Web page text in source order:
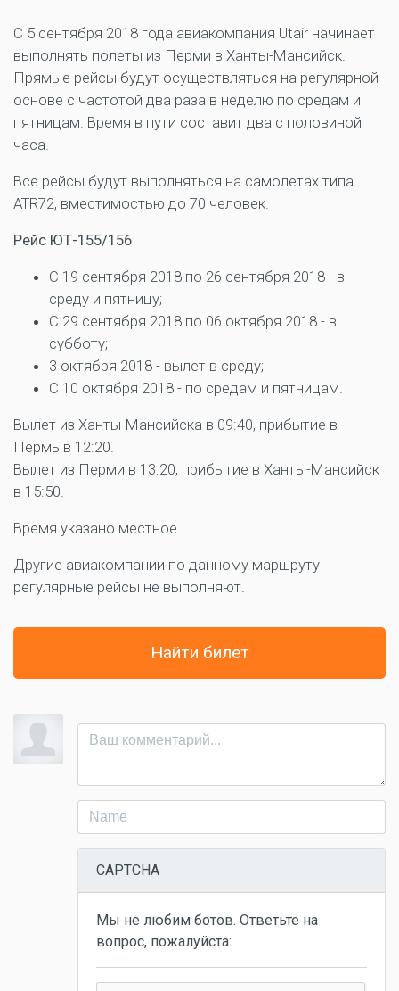
С 5 сентября 2018 года авиакомпания Utair начинает
выполнять полеты из Перми в Ханты-Мансийск.
Прямые рейсы будут осуществляться на регулярной
основе с частотой два раза в неделю по средам и
пятницам. Время в пути составит два с половиной
часа.
Все рейсы будут выполняться на самолетах типа
ATR72, вместимостью до 70 человек.
Рейс ЮТ-155/156
С 19 сентября 2018 по 26 сентября 2018 - в
среду и пятницу;
С 29 сентября 2018 по 06 октября 2018 - в
субботу;
3 октября 2018 - вылет в среду;
С 10 октября 2018 - по средам и пятницам.
Вылет из Ханты-Мансийска в 09:40, прибытие в
Пермь в 12:20.
Вылет из Перми в 13:20, прибытие в Ханты-Мансийск
в 15:50.
Время указано местное.
Другие авиакомпании по данному маршруту
регулярные рейсы не выполняют.
Найти билет
CAPTCHA
Мы не любим ботов. Ответьте на
вопрос, пожалуйста: